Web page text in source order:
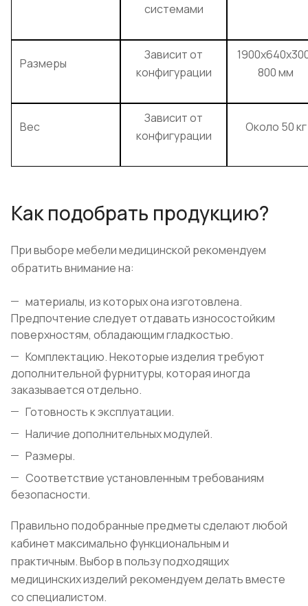
системами
Размеры
Зависит от
конфигурации
800 мм
Вес
Зависит от
конфигурации
Около 50 кг
Как подобрать продукцию?
При выборе мебели медицинской рекомендуем
обратить внимание на:
материалы, из которых она изготовлена.
Предпочтение следует отдавать износостойким
поверхностям, обладающим гладкостью.
Комплектацию. Некоторые изделия требуют
дополнительной фурнитуры, которая иногда
заказывается отдельно.
Готовность к эксплуатации.
Наличие дополнительных модулей.
Размеры.
Соответствие установленным требованиям
безопасности.
Правильно подобранные предметы сделают любой
кабинет максимально функциональным и
практичным. Выбор в пользу подходящих
медицинских изделий рекомендуем делать вместе
со специалистом.